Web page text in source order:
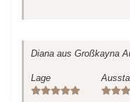
Diana aus Großkayna
Lage